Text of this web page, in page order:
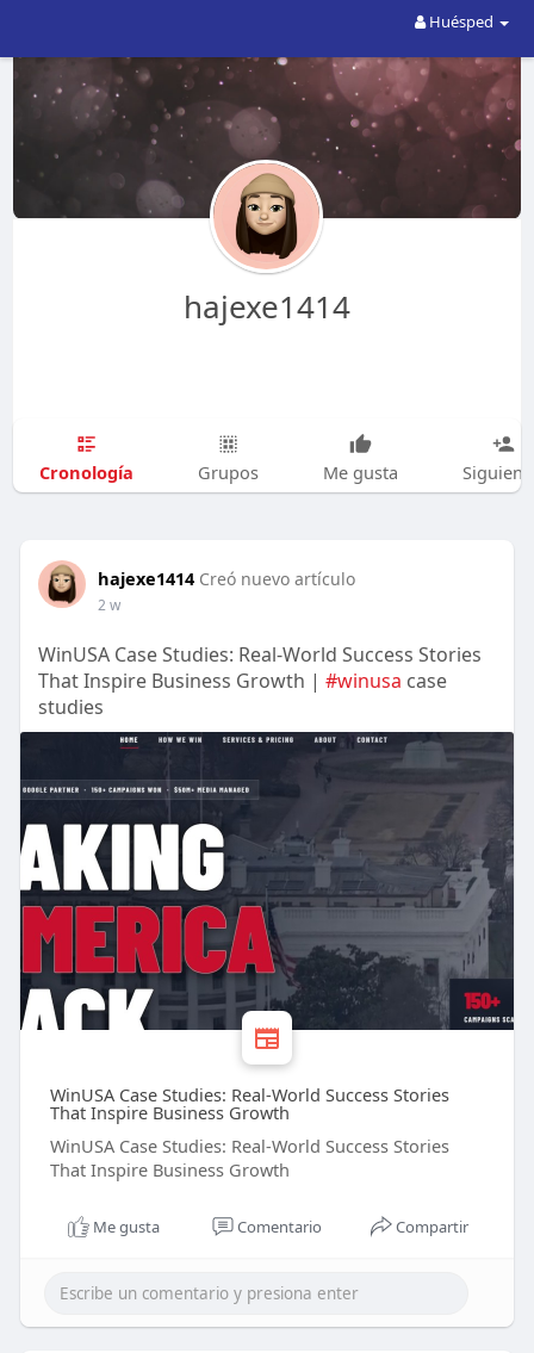
Huésped
hajexe1414
Cronología Grupos Me gusta
hajexe1414 Creó nuevo artículo
2 w
WinUSA Case Studies: Real-World Success Stories
That Inspire Business Growth | #winusa case
studies
WinUSA Case Studies: Real-World Success Stories
That Inspire Business Growth
WinUSA Case Studies: Real-World Success Stories
That Inspire Business Growth
Me gusta Comentario Compartir